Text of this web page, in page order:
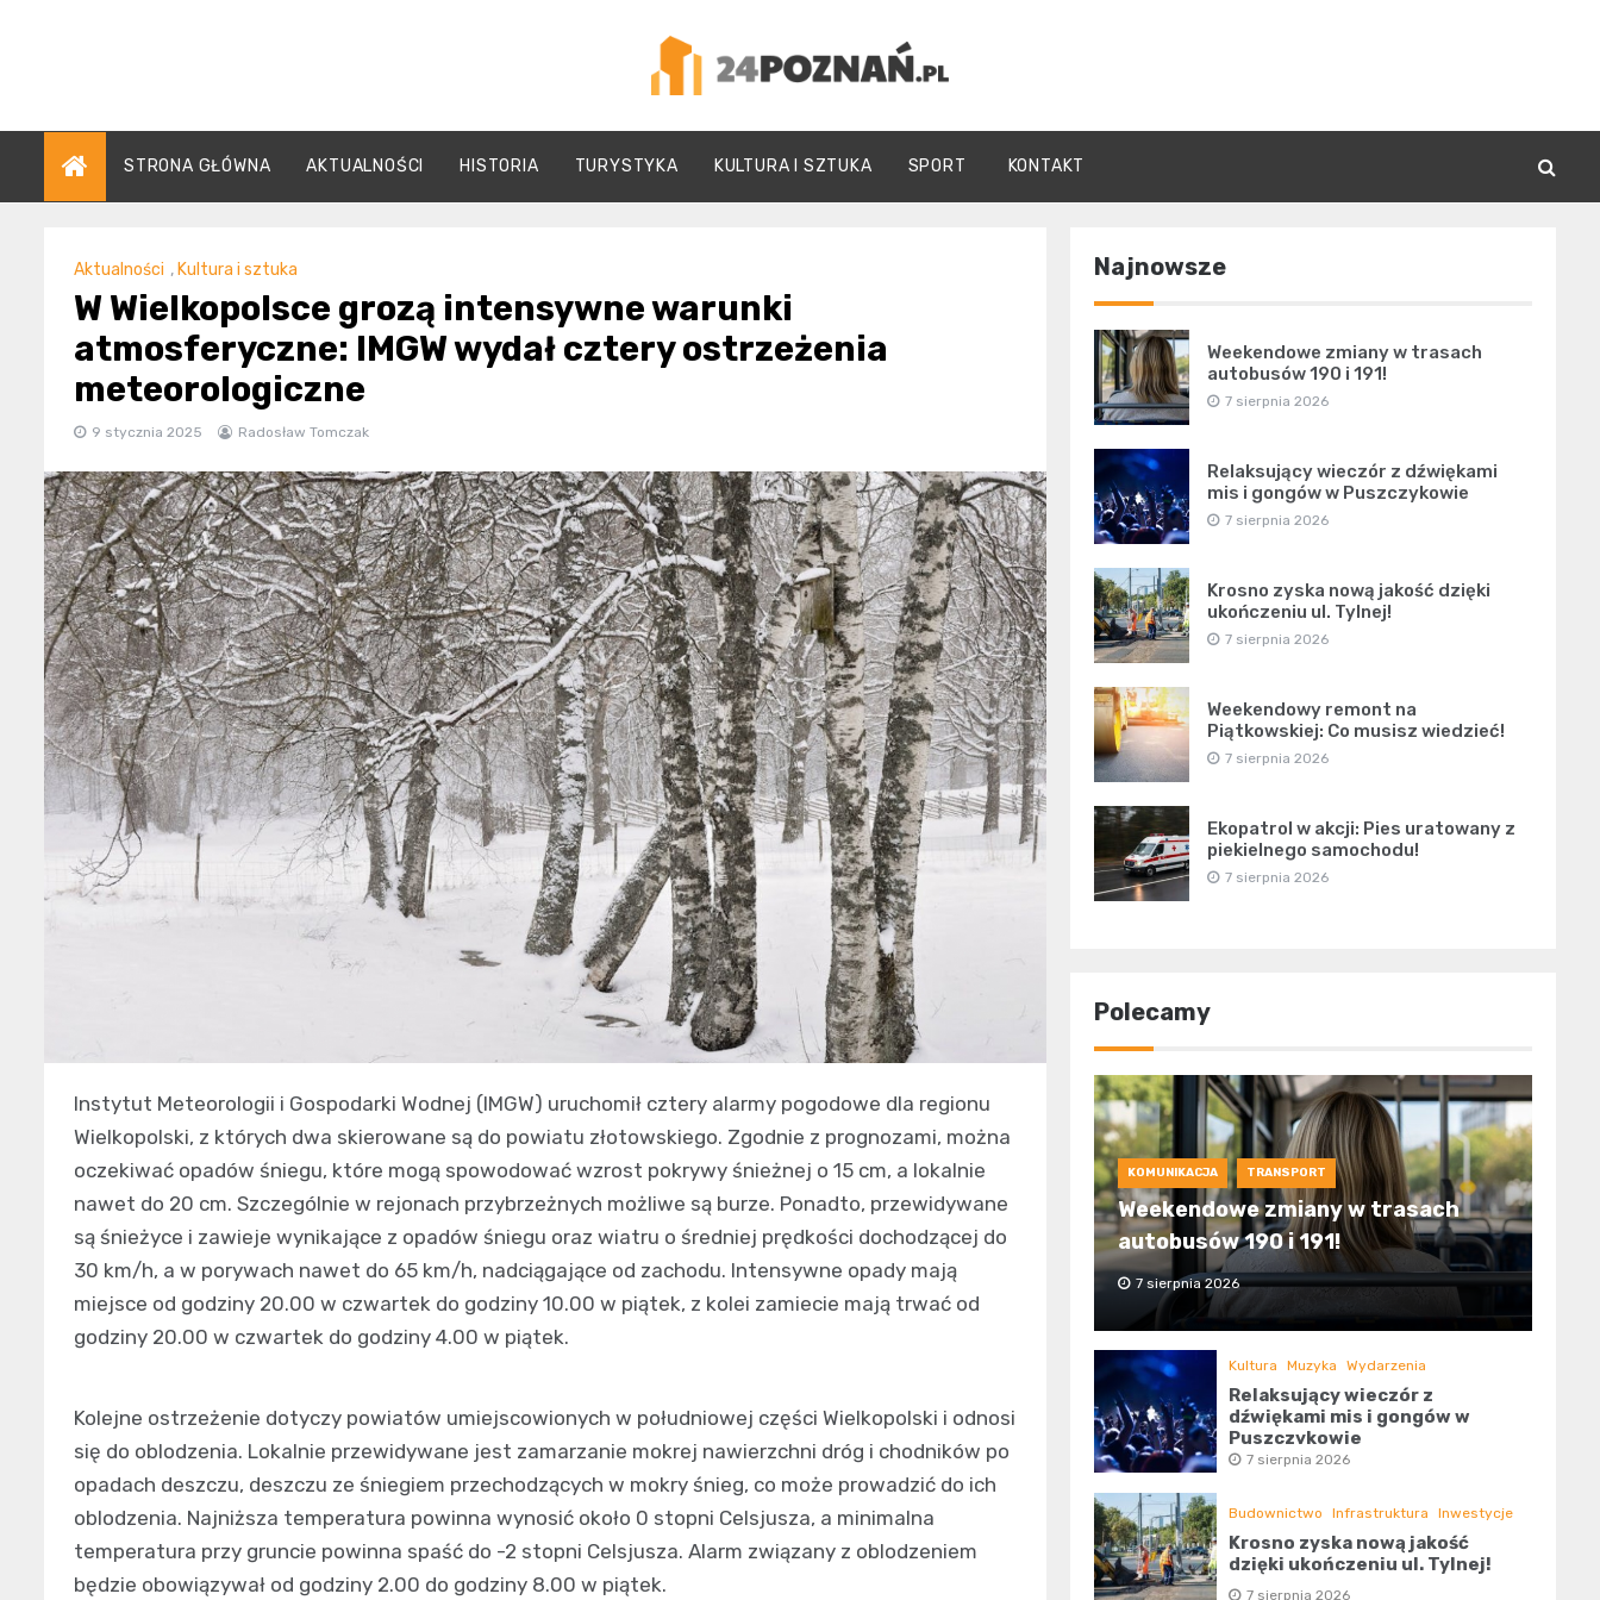
24Poznań.pl
STRONA GŁÓWNA AKTUALNOŚCI HISTORIA TURYSTYKA KULTURA I SZTUKA SPORT KONTAKT
Aktualności , Kultura i sztuka
W Wielkopolsce grozą intensywne warunki
atmosferyczne: IMGW wydał cztery ostrzeżenia
meteorologiczne
9 stycznia 2025 Radosław Tomczak
Instytut Meteorologii i Gospodarki Wodnej (IMGW) uruchomił cztery alarmy pogodowe dla regionu
Wielkopolski, z których dwa skierowane są do powiatu złotowskiego. Zgodnie z prognozami, można
oczekiwać opadów śniegu, które mogą spowodować wzrost pokrywy śnieżnej o 15 cm, a lokalnie
nawet do 20 cm. Szczególnie w rejonach przybrzeżnych możliwe są burze. Ponadto, przewidywane
są śnieżyce i zawieje wynikające z opadów śniegu oraz wiatru o średniej prędkości dochodzącej do
30 km/h, a w porywach nawet do 65 km/h, nadciągające od zachodu. Intensywne opady mają
miejsce od godziny 20.00 w czwartek do godziny 10.00 w piątek, z kolei zamiecie mają trwać od
godziny 20.00 w czwartek do godziny 4.00 w piątek.
Kolejne ostrzeżenie dotyczy powiatów umiejscowionych w południowej części Wielkopolski i odnosi
się do oblodzenia. Lokalnie przewidywane jest zamarzanie mokrej nawierzchni dróg i chodników po
opadach deszczu, deszczu ze śniegiem przechodzących w mokry śnieg, co może prowadzić do ich
oblodzenia. Najniższa temperatura powinna wynosić około 0 stopni Celsjusza, a minimalna
temperatura przy gruncie powinna spaść do -2 stopni Celsjusza. Alarm związany z oblodzeniem
będzie obowiązywał od godziny 2.00 do godziny 8.00 w piątek.
Najnowsze
Weekendowe zmiany w trasach
autobusów 190 i 191!
7 sierpnia 2026
Relaksujący wieczór z dźwiękami
mis i gongów w Puszczykowie
7 sierpnia 2026
Krosno zyska nową jakość dzięki
ukończeniu ul. Tylnej!
7 sierpnia 2026
Weekendowy remont na
Piątkowskiej: Co musisz wiedzieć!
7 sierpnia 2026
Ekopatrol w akcji: Pies uratowany z
piekielnego samochodu!
7 sierpnia 2026
Polecamy
KOMUNIKACJA TRANSPORT
Weekendowe zmiany w trasach
autobusów 190 i 191!
7 sierpnia 2026
Kultura Muzyka Wydarzenia
Relaksujący wieczór z
dźwiękami mis i gongów w
Puszczykowie
7 sierpnia 2026
Budownictwo Infrastruktura Inwestycje
Krosno zyska nową jakość
dzięki ukończeniu ul. Tylnej!
7 sierpnia 2026